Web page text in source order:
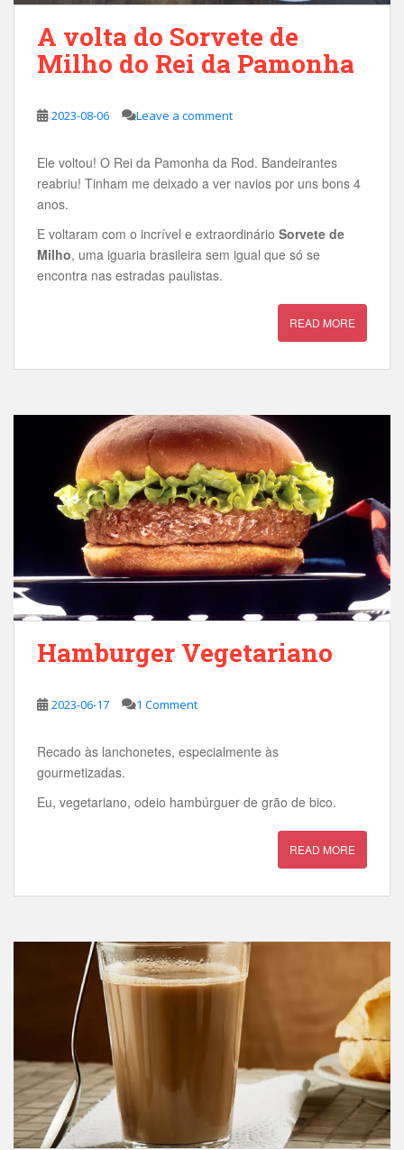
A volta do Sorvete de
Milho do Rei da Pamonha
2023-08-06 Leave a comment
Ele voltou! O Rei da Pamonha da Rod. Bandeirantes
reabriu! Tinham me deixado a ver navios por uns bons 4
anos.
E voltaram com o incrível e extraordinário Sorvete de
Milho, uma iguaria brasileira sem igual que só se
encontra nas estradas paulistas.
READ MORE
Hamburger Vegetariano
2023-06-17 1 Comment
Recado às lanchonetes, especialmente às
gourmetizadas.
Eu, vegetariano, odeio hambúrguer de grão de bico.
READ MORE